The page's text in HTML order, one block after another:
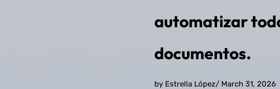
automatizar
documentos.
by Estrella López/ March 31, 2026